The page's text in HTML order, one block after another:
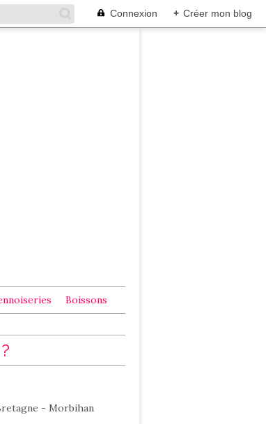
Connexion + Créer mon blog
Boissons
- Morbihan